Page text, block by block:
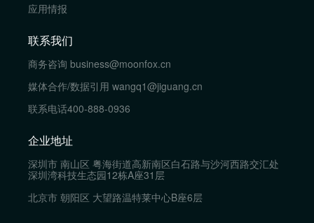
应用情报
联系我们
商务咨询 business@moonfox.cn
媒体合作/数据引用 wangq1@jiguang.cn
联系电话400-888-0936
企业地址
深圳市 南山区 粤海街道高新南区白石路与沙河西路交汇处
深圳湾科技生态园12栋A座31层
北京市 朝阳区 大望路温特莱中心B座6层